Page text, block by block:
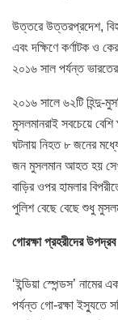
উত্তরে উত্তরপ্রদেশ,
এবং দক্ষিণে কর্ণাটক ও
২০১৬ সাল পর্যন্ত
২০১৬ সালে ৬২টি হিন্দু-
মুসলমানরাই সবচেয়ে
ঘটনায় নিহত ৮ জনের
জন মুসলমান আহত হয়
বাড়ির ওপর হামলার
পুলিশ বেছে বেছে শুধু
গোরক্ষা প্রহরীদের উপদ্রব
‘ইন্ডিয়া স্পেন্ডস’
পর্যন্ত গো-রক্ষা ইস্যুতে